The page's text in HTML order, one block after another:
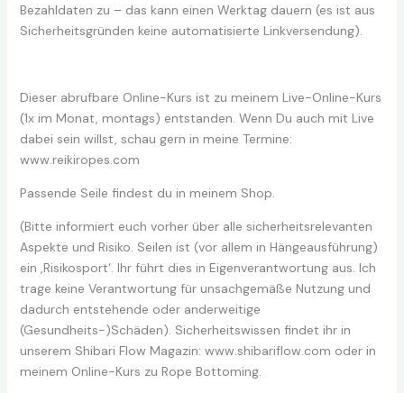
Bezahldaten zu – das kann einen Werktag dauern (es ist aus
Sicherheitsgründen keine automatisierte Linkversendung).
Dieser abrufbare Online-Kurs ist zu meinem Live-Online-Kurs
(1x im Monat, montags) entstanden. Wenn Du auch mit Live
dabei sein willst, schau gern in meine Termine:
www.reikiropes.com
Passende Seile findest du in meinem Shop.
(Bitte informiert euch vorher über alle sicherheitsrelevanten
Aspekte und Risiko. Seilen ist (vor allem in Hängeausführung)
ein ‚Risikosport‘. Ihr führt dies in Eigenverantwortung aus. Ich
trage keine Verantwortung für unsachgemäße Nutzung und
dadurch entstehende oder anderweitige
(Gesundheits-)Schäden). Sicherheitswissen findet ihr in
unserem Shibari Flow Magazin: www.shibariflow.com oder in
meinem Online-Kurs zu Rope Bottoming.